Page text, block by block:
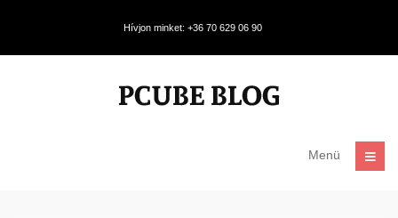
Hívjon minket: +36 70 629 06 90
Menü